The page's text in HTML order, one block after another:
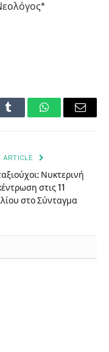
Tumblr WhatsAppEmail
ARTICLE
Νυκτερινή
στις 11
στο Σύνταγμα